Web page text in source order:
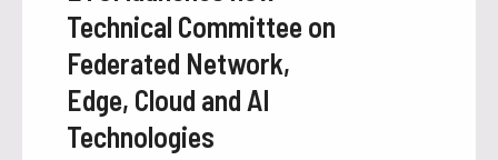
Technical Committee on
Federated Network,
Edge, Cloud and AI
Technologies